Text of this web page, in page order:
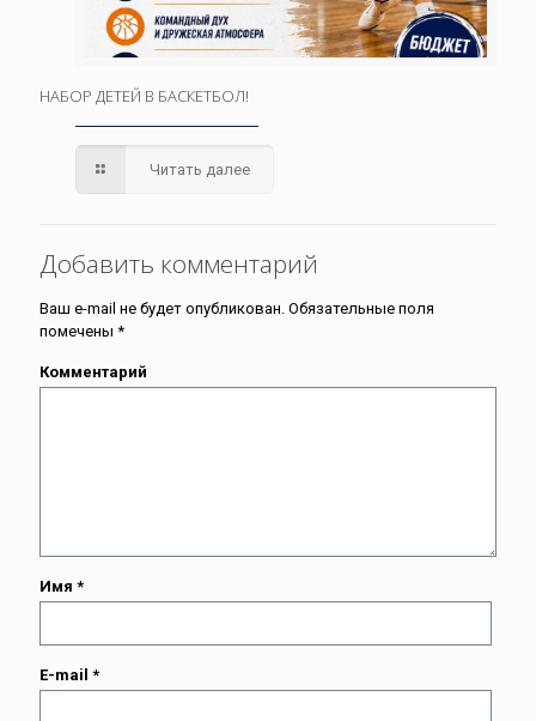
НАБОР ДЕТЕЙ В БАСКЕТБОЛ!
Читать далее
Добавить комментарий
Ваш e-mail не будет опубликован. Обязательные поля
помечены *
Комментарий
Имя *
E-mail *